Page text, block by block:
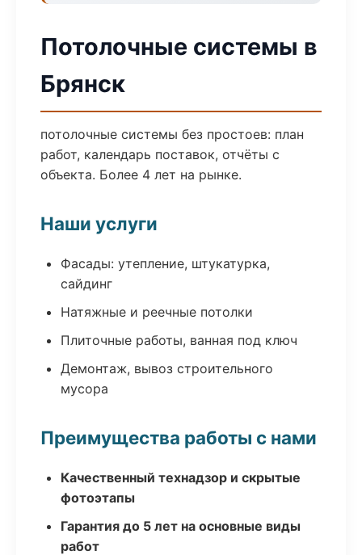
Потолочные системы в
Брянск
потолочные системы без простоев: план
работ, календарь поставок, отчёты с
объекта. Более 4 лет на рынке.
Наши услуги
Фасады: утепление, штукатурка,
сайдинг
Натяжные и реечные потолки
Плиточные работы, ванная под ключ
Демонтаж, вывоз строительного
мусора
Преимущества работы с нами
Качественный технадзор и скрытые
фотоэтапы
Гарантия до 5 лет на основные виды
работ